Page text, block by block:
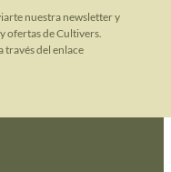
nuestra newsletter y
ofertas de Cultivers.
través del enlace